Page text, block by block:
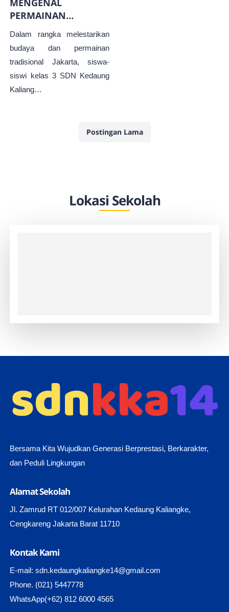
PERMAINAN
KELABANG DALAM
PEMBELAJARAN PLBJ
KELAS 3
Dalam rangka melestarikan
budaya dan permainan
tradisional Jakarta, siswa-
siswi kelas 3 SDN Kedaung
Kaliang…
Postingan Lama
Lokasi Sekolah
Bersama Kita Wujudkan Generasi Berprestasi, Berkarakter,
dan Peduli Lingkungan
Alamat Sekolah
Jl. Zamrud RT 012/007 Kelurahan Kedaung Kaliangke,
Cengkareng Jakarta Barat 11710
Kontak Kami
E-mail: sdn.kedaungkaliangke14@gmail.com
Phone. (021) 5447778
WhatsApp(+62) 812 6000 4565